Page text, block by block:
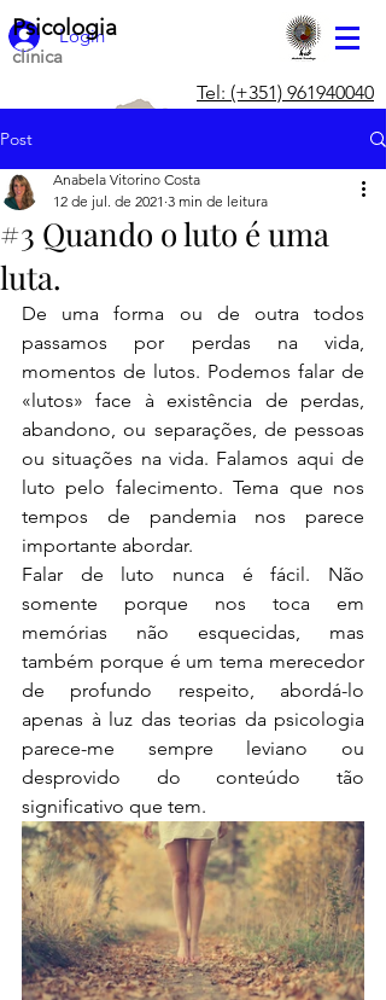
Login
Psicologia
clínica
Tel: (+351) 961940040
Post
#3 Quando o luto é uma
luta.
Anabela Vitorino Costa
12 de jul. de 2021 3 min de leitura
De uma forma ou de outra todos
passamos por perdas na vida,
momentos de lutos. Podemos falar de
«lutos» face à existência de perdas,
abandono, ou separações, de pessoas
ou situações na vida. Falamos aqui de
luto pelo falecimento. Tema que nos
tempos de pandemia nos parece
importante abordar.
Falar de luto nunca é fácil. Não
somente porque nos toca em
memórias não esquecidas, mas
também porque é um tema merecedor
de profundo respeito, abordá-lo
apenas à luz das teorias da psicologia
parece-me sempre leviano ou
desprovido do conteúdo tão
significativo que tem.